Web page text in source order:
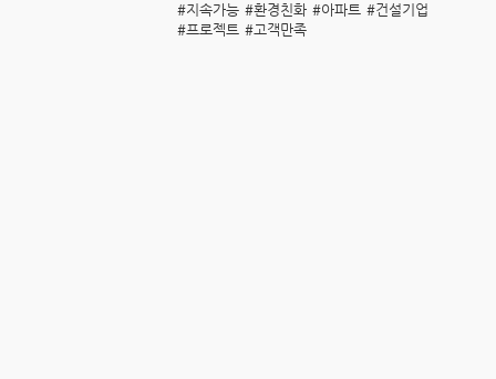
#지속가능 #환경친화 #아파트 #건설기업
#프로젝트 #고객만족